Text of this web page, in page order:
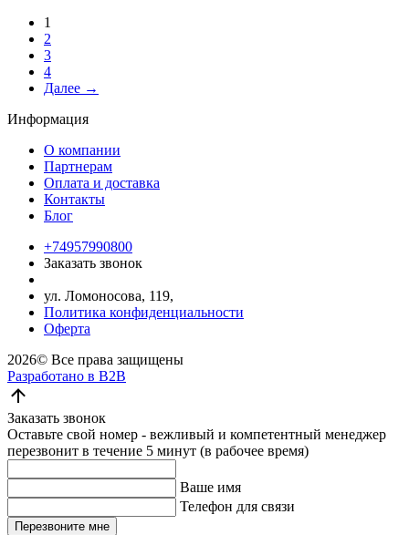
1
2
3
4
Далее →
Информация
О компании
Партнерам
Оплата и доставка
Контакты
Блог
+74957990800
Заказать звонок
ул. Ломоносова, 119,
Политика конфиденциальности
Оферта
2026© Все права защищены
Разработано в B2B
Заказать звонок
Оставьте свой номер - вежливый и компетентный менеджер
перезвонит в течение 5 минут (в рабочее время)
Ваше имя
Телефон для связи
Перезвоните мне